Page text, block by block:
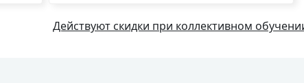
Действуют скидки при коллективном